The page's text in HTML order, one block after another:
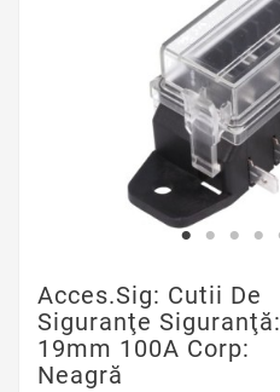
Acces.sig: Cutii De
Siguranţe Siguranţă:
19mm 100A Corp:
Neagră